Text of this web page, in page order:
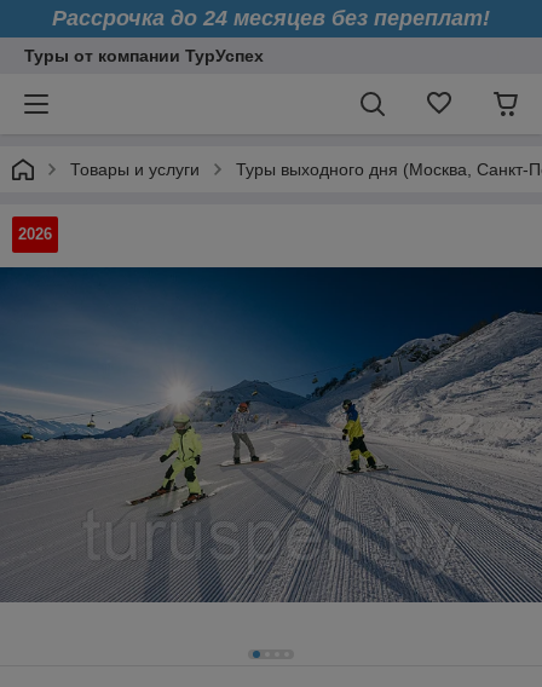
Рассрочка до 24 месяцев без переплат!
Туры от компании ТурУспех
Товары и услуги Туры выходного дня (Москва, Санкт-
2026